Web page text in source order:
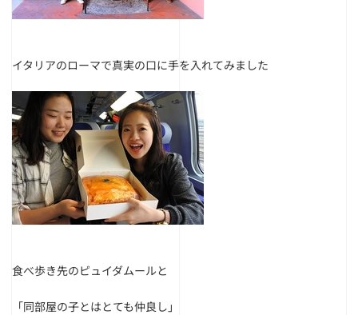
イタリアのローマで真実の口に手を入れてみました
食べ歩き先のピュイダムールと
「同部屋の子とはとても仲良し」